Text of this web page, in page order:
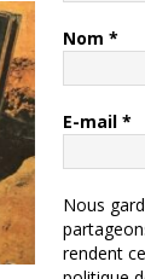
Nom *
E-mail *
Nous
rendent